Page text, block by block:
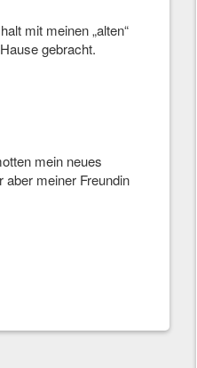
mit meinen „alten“
gebracht.
mein neues
aber meiner Freundin